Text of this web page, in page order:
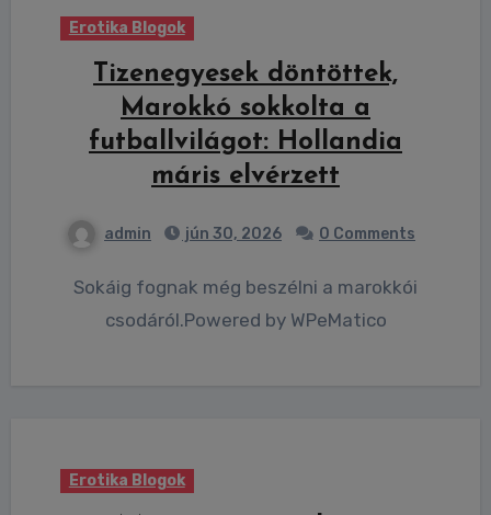
Erotika Blogok
Tizenegyesek döntöttek,
Marokkó sokkolta a
futballvilágot: Hollandia
máris elvérzett
admin jún 30, 2026 0 Comments
Sokáig fognak még beszélni a marokkói
csodáról.Powered by WPeMatico
Erotika Blogok